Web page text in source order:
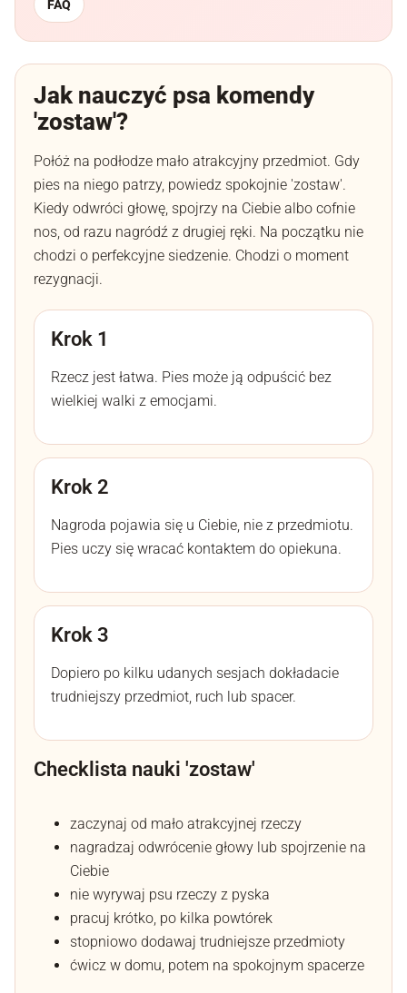
FAQ
Jak nauczyć psa komendy
'zostaw'?
Połóż na podłodze mało atrakcyjny przedmiot. Gdy
pies na niego patrzy, powiedz spokojnie 'zostaw'.
Kiedy odwróci głowę, spojrzy na Ciebie albo cofnie
nos, od razu nagródź z drugiej ręki. Na początku nie
chodzi o perfekcyjne siedzenie. Chodzi o moment
rezygnacji.
Krok 1
Rzecz jest łatwa. Pies może ją odpuścić bez
wielkiej walki z emocjami.
Krok 2
Nagroda pojawia się u Ciebie, nie z przedmiotu.
Pies uczy się wracać kontaktem do opiekuna.
Krok 3
Dopiero po kilku udanych sesjach dokładacie
trudniejszy przedmiot, ruch lub spacer.
Checklista nauki 'zostaw'
zaczynaj od mało atrakcyjnej rzeczy
nagradzaj odwrócenie głowy lub spojrzenie na
Ciebie
nie wyrywaj psu rzeczy z pyska
pracuj krótko, po kilka powtórek
stopniowo dodawaj trudniejsze przedmioty
ćwicz w domu, potem na spokojnym spacerze